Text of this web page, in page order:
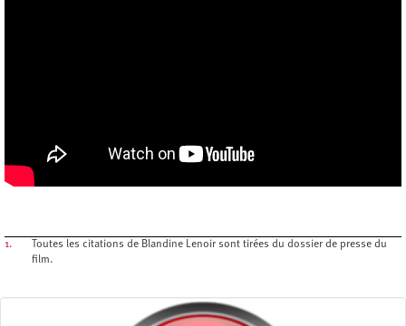
1.
Toutes les citations de Blandine Lenoir sont tirées du dossier de presse du
film.